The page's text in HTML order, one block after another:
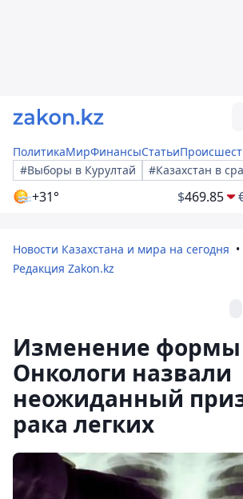
ПолитикаМирФинансыСтатьи
#Выборы в Курултай
#Казахстан в
+31° $469.85
Новости Казахстана и мира на сегодня
Редакция Zakon.kz
Изменение формы
Онкологи назвали
неожиданный
рака легких